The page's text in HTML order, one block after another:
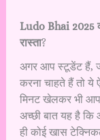
Ludo Bhai 2025
रास्ता?
अगर आप स्टूडेंट हैं,
करना चाहते हैं तो ये
मिनट खेलकर भी
अच्छी बात यह है कि
ही कोई खास